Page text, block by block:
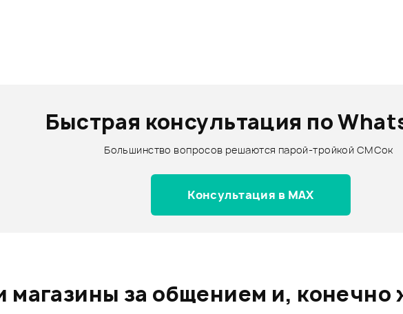
Быстрая консультация по
Большинство вопросов решаются парой-тройкой СМСок
Консультация в MAX
магазины за общением и, конечно